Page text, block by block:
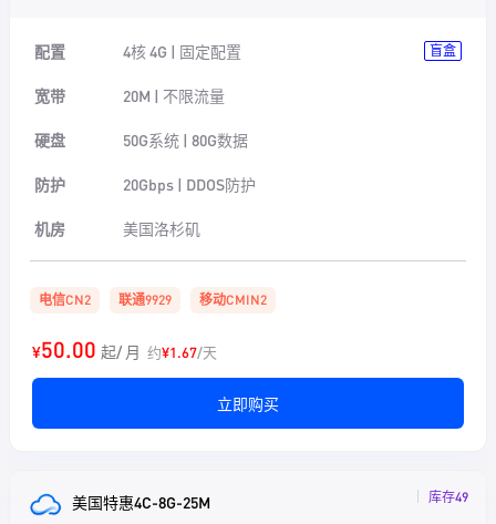
配置 4核 4G | 固定配置 盲盒
宽带 20M | 不限流量
硬盘 50G系统 | 80G数据
防护 20Gbps | DDOS防护
机房 美国洛杉矶
电信CN2 联通9929 移动CMIN2
¥50.00 起/ 月 约¥1.67/天
立即购买
美国特惠4C-8G-25M 库存49